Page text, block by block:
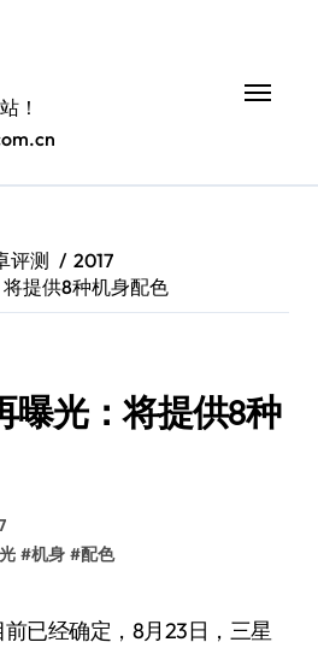
！
评测
2017
提供8种机身配色
曝光：将提供8种
#机身 #配色